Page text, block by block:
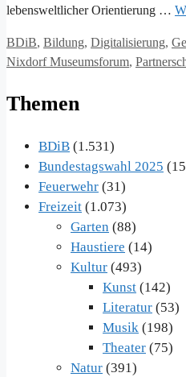
lebensweltlicher Orientierung …
Kategorien
BDiB, Bildung, Digitalisierung,
Nixdorf Museumsforum,
Themen
BDiB (1.531)
Bundestagswahl 2025
Feuerwehr (31)
Freizeit (1.073)
Garten (88)
Haustiere (14)
Kultur (493)
Kunst (142)
Literatur (53)
Musik (198)
Theater (75)
Natur (391)